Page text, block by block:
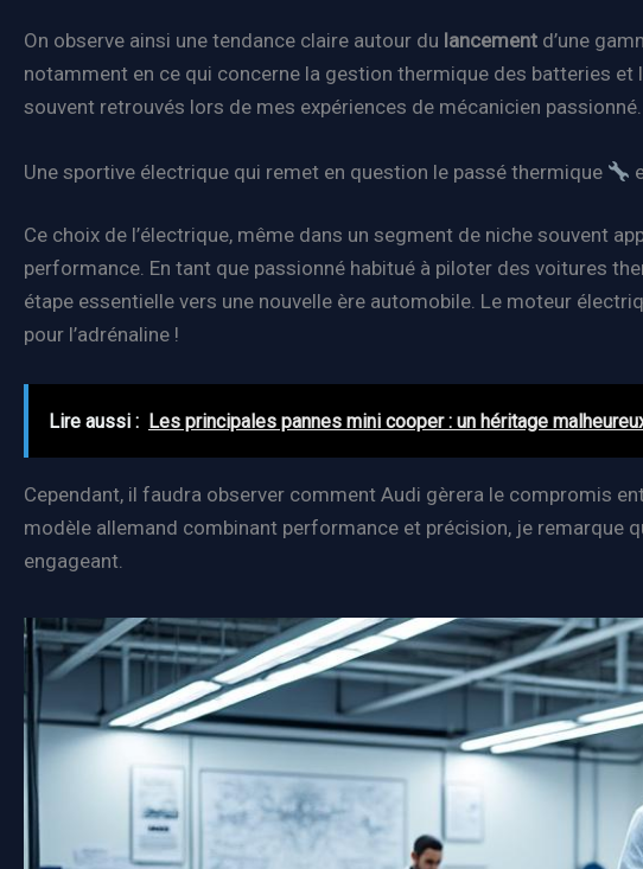
On observe ainsi une tendance claire autour du lancement d’une
notamment en ce qui concerne la gestion thermique des batteries et
souvent retrouvés lors de mes expériences de mécanicien passionné.
Une sportive électrique qui remet en question le passé thermique
Ce choix de l’électrique, même dans un segment de niche souvent
performance. En tant que passionné habitué à piloter des voitures
étape essentielle vers une nouvelle ère automobile. Le moteur
pour l’adrénaline !
Lire aussi : Les principales pannes mini cooper : un héritage
Cependant, il faudra observer comment Audi gèrera le compromis
modèle allemand combinant performance et précision, je remarque
engageant.